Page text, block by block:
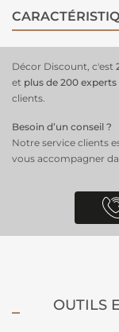
d'enfants. Associez-
lumineux, comme des
quête d'aventure et de
Décor Discount, c'est
et plus de 200 experts
clients.
Besoin d’un conseil ?
Notre service clients
vous accompagner
OUTILS